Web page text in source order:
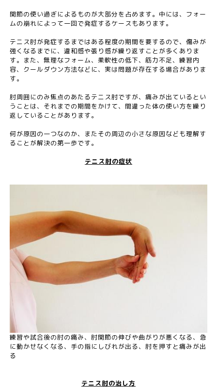
関節の使い過ぎによるものが大部分を占めます。中には、フォー
ムの崩れによって一回で発症するケースもあります。
テニス肘が発症するまではある程度の期間を要するので、傷みが
強くなるまでに、違和感や張り感が繰り返すことが多くありま
す。また、無理なフォーム、柔軟性の低下、筋力不足、練習内
容、クールダウン方法などに、実は問題が存在する場合がありま
す。
肘周囲にのみ焦点のあたるテニス肘ですが、痛みが出ているとい
うことは、それまでの期間をかけて、間違った体の使い方を繰り
返していることがあります。
何が原因の一つなのか、またその周辺の小さな原因なども理解す
ることが解決の第一歩です。
テニス肘の症状
練習や試合後の肘の痛み、肘関節の伸びや曲がりが悪くなる、急
に動かせなくなる、手の指にしびれが出る、肘を押すと痛みが出
る
テニス肘の治し方